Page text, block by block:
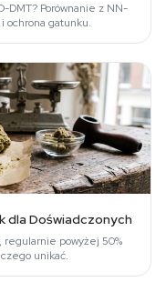
DMT? Porównanie z NN-
ochrona gatunku.
dla Doświadczonych
regularnie powyżej 50%
unikać.